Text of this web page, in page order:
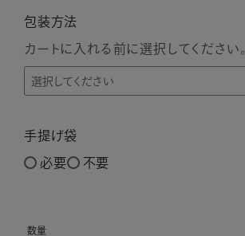
包装方法
カートに入れる前に選択してください。
手提げ袋
必要 不要